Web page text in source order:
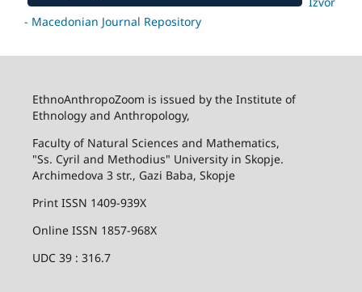
- Macedonian Journal Repository
EthnoAnthropoZoom is issued by the Institute of
Ethnology and Anthropology,
Faculty of Natural Sciences and Mathematics,
"Ss. Cyril and Methodius" University in Skopje.
Archimedova 3 str., Gazi Baba, Skopje
Print ISSN 1409-939X
Online ISSN 1857-968X
UDC 39 : 316.7